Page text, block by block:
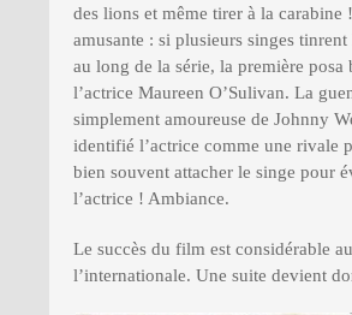
des lions et même tirer à la carabine
amusante : si plusieurs singes
au long de la série, la première posa
l’actrice Maureen O’Sulivan. La
simplement amoureuse de Johnny
identifié l’actrice comme une rivale
bien souvent attacher le singe pour
l’actrice ! Ambiance.
Le succès du film est considérable
l’internationale. Une suite devient